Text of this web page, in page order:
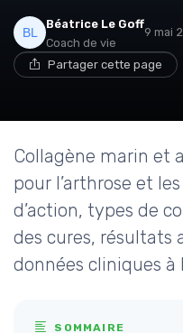
Béatrice Le Goff
Coach de vie
9 mai
Partager cette page
Collagène marin et
pour l’arthrose et
d’action, types de
des cures,
données cliniques à
SOMMAIRE